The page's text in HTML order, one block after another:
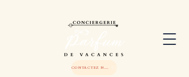
CONTACTEZ NOUS